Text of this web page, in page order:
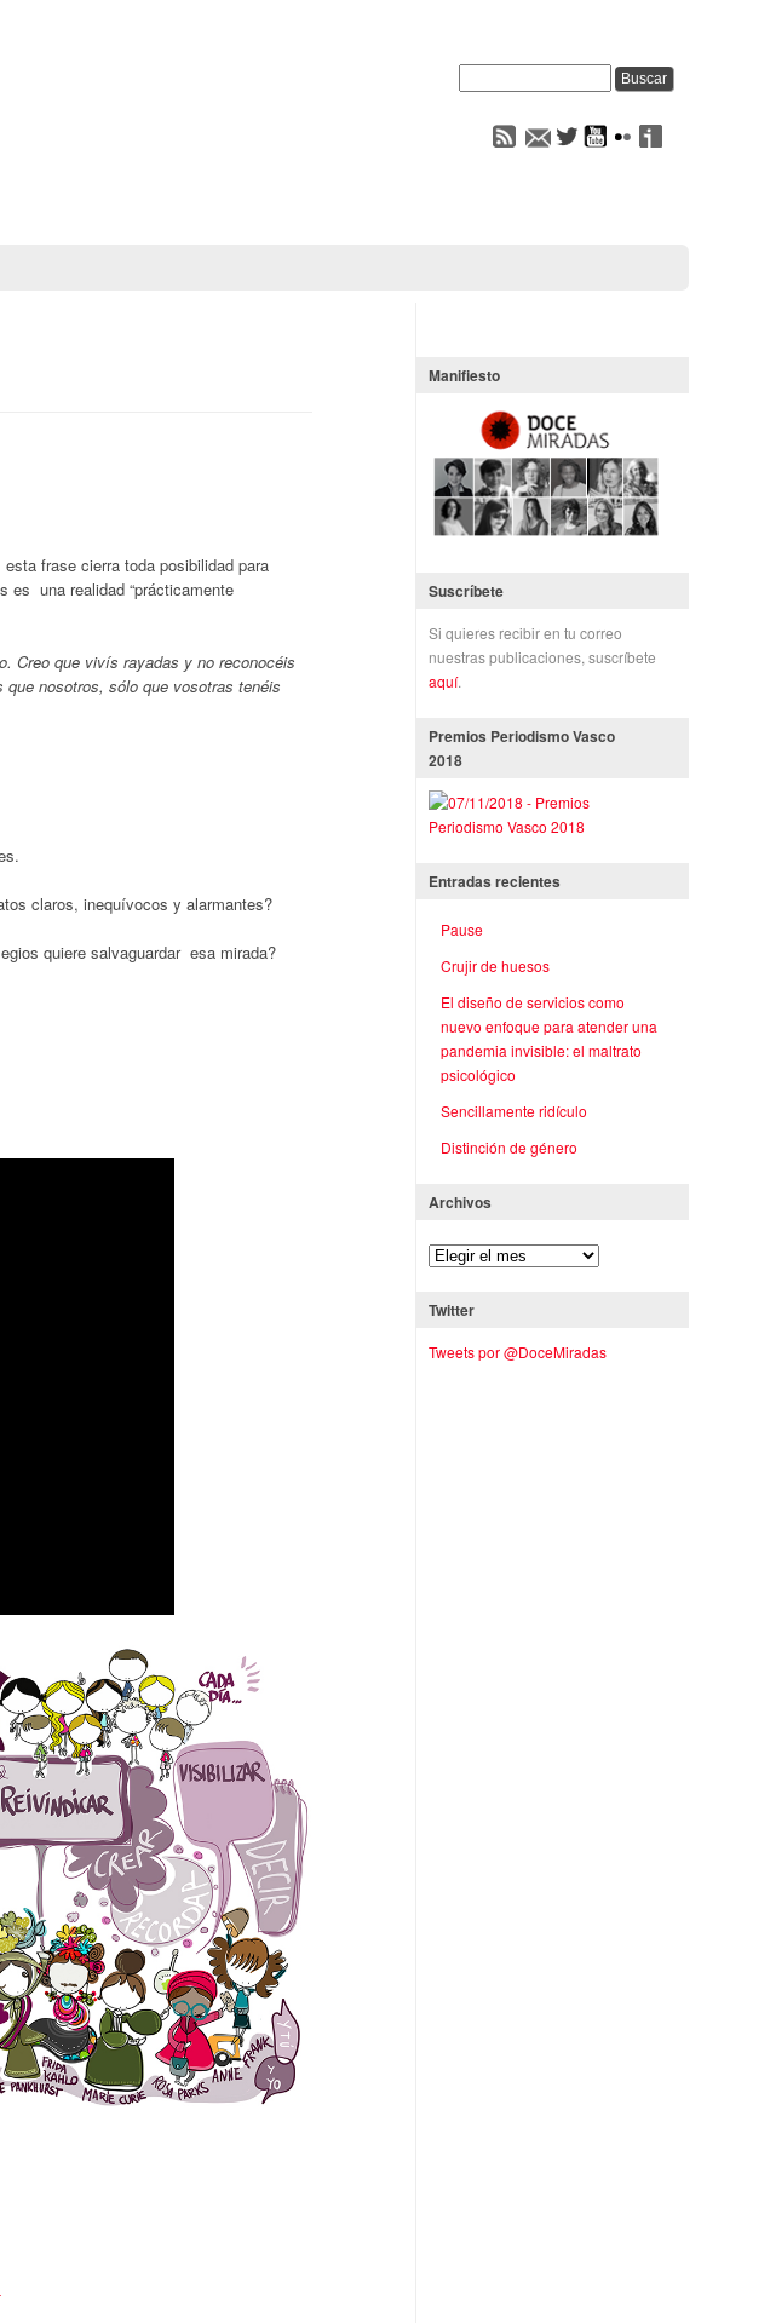
frase cierra toda posibilidad para
es una realidad “prácticamente
Creo que vivís rayadas y no reconocéis
que nosotros, sólo que vosotras tenéis
claros, inequívocos y alarmantes?
quiere salvaguardar esa mirada?
Manifiesto
Suscríbete
Si quieres recibir en tu correo
nuestras publicaciones, suscríbete
aquí.
Premios Periodismo Vasco
2018
Entradas recientes
Pause
Crujir de huesos
El diseño de servicios como
nuevo enfoque para atender una
pandemia invisible: el maltrato
psicológico
Sencillamente ridículo
Distinción de género
Archivos
Twitter
Tweets por @DoceMiradas